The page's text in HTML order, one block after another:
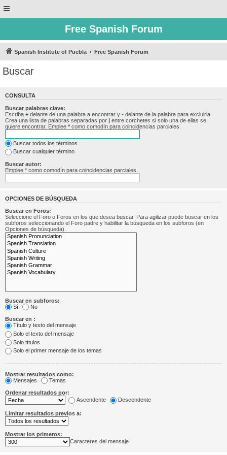
Free Spanish Forum
Spanish Institute of Puebla Free Spanish Forum
Buscar
CONSULTA
Buscar palabras clave:
Escriba + delante de una palabra a encontrar y - delante de la palabra para excluirla.
Crea una lista de palabras separadas por | entre corchetes si solo una de ellas se
quiere encontrar. Emplee * como comodín para coincidencias parciales.
Buscar todos los términos
Buscar cualquier término
Buscar autor:
Emplee * como comodín para coincidencias parciales.
OPCIONES DE BÚSQUEDA
Buscar en Foros:
Seleccione el Foro o Foros en los que desea buscar. Para agilizar puede buscar en los
subforos seleccionando el Foro padre y habilitar la búsqueda en los subforos (en
Opciones de búsqueda).
Buscar en subforos:
Sí
No
Buscar en :
Título y texto del mensaje
Solo el texto del mensaje
Solo títulos
Solo el primer mensaje de los temas
Mostrar resultados como:
Mensajes
Temas
Ordenar resultados por:
Ascendente
Descendente
Limitar resultados previos a:
Mostrar los primeros:
Caracteres del mensaje